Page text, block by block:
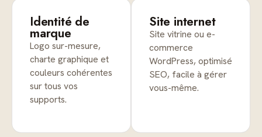
Identité de
marque
Logo sur-mesure,
charte graphique et
couleurs cohérentes
sur tous vos
supports.
Site internet
Site vitrine ou e-
commerce
WordPress, optimisé
SEO, facile à gérer
vous-même.